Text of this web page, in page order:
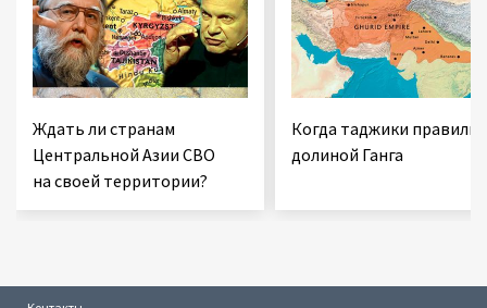
Ждать ли странам
Центральной Азии СВО
на своей территории?
Когда таджики правили
долиной Ганга